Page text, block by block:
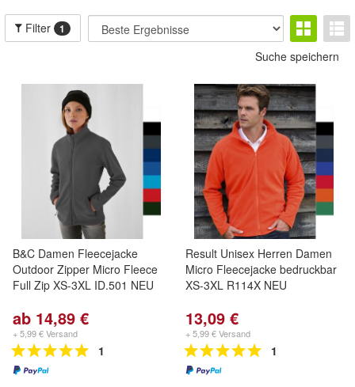
Filter 1
Suche speichern
B&C Damen Fleecejacke
Outdoor Zipper Micro Fleece
Full Zip XS-3XL ID.501 NEU
ab 14,89 €
+ 5,99 € Versand
1
Result Unisex Herren Damen
Micro Fleecejacke bedruckbar
XS-3XL R114X NEU
13,09 €
+ 5,99 € Versand
1